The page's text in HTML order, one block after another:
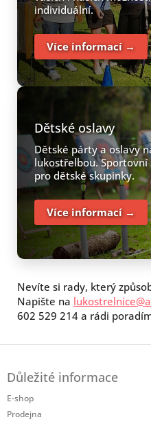
individuální.
Více informací →
Dětské oslavy
Dětské párty a oslavy
lukostřelbou. Sportovní
pro dětské skupinky.
Více informací →
Nevíte si rady, který
Napište na
602 529 214 a rádi
Důležité informace
E-shop
Prodejna